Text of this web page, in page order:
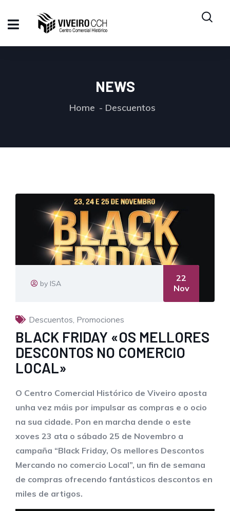
NEWS
Home Descuentos
by ISA
22
Nov
Descuentos, Promociones
BLACK FRIDAY «OS MELLORES
DESCONTOS NO COMERCIO
LOCAL»
O Centro Comercial Histórico de Viveiro aposta
unha vez máis por impulsar as compras e o ocio
na sua cidade. Pon en marcha dende o este
xoves 23 ata o sábado 25 de Novembro a
campaña “Black Friday, Os mellores Descontos
Mercando no comercio Local”, un fin de semana
de compras ofrecendo fantásticos descontos en
miles de artigos.